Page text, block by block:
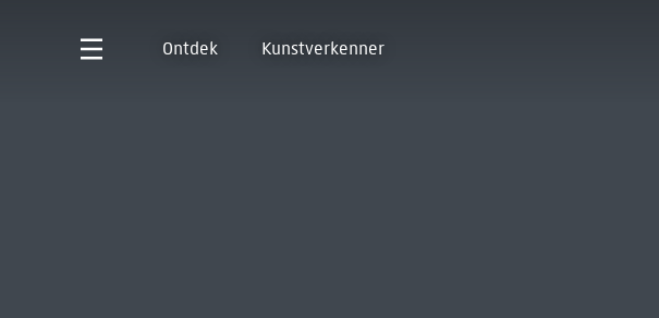
Ontdek Kunstverkenner